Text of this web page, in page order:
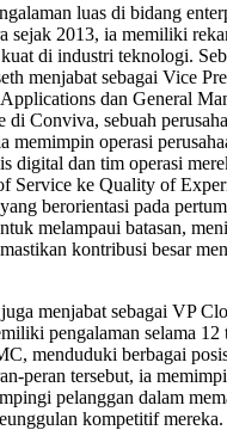
luas di bidang
sejak 2013, ia memiliki
di industri teknologi.
menjabat sebagai Vice
dan General
di Conviva, sebuah
memimpin operasi
digital dan tim operasi
Service ke Quality of
berorientasi pada
melampaui batasan,
kontribusi besar
menjabat sebagai VP
pengalaman selama 12
menduduki berbagai
peran tersebut, ia
pelanggan dalam
kompetitif mereka.